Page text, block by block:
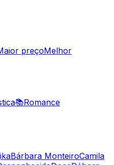
preçoMelhor
📚Romance
Bárbara MonteiroCamila